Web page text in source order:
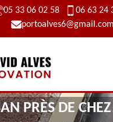
05 33 06 02 58
06 63 24
portoalves6@gmail.com
PRÈS DE